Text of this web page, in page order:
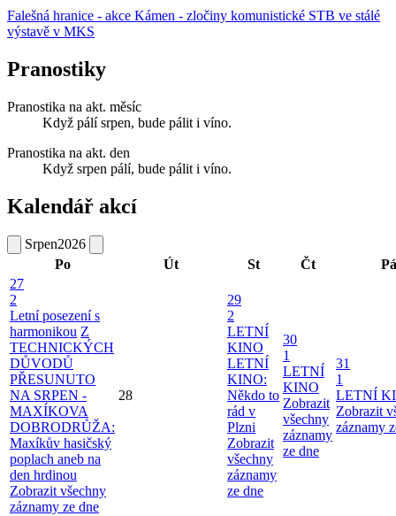
Falešná hranice - akce Kámen - zločiny komunistické STB ve stálé
výstavě v MKS
Pranostiky
Pranostika na akt. měsíc
Když pálí srpen, bude pálit i víno.
Pranostika na akt. den
Když srpen pálí, bude pálit i víno.
Kalendář akcí
Srpen2026
Po
Út St Čt
Pá
27
2
Letní posezení s
harmonikou Z
TECHNICKÝCH
DŮVODŮ
PŘESUNUTO
NA SRPEN -
MAXÍKOVA
DOBRODRŮŽA:
Maxíkův hasičský
poplach aneb na
den hrdinou
Zobrazit všechny
záznamy ze dne
28
29
2
LETNÍ
KINO
LETNÍ
KINO:
Někdo to
rád v
Plzni
Zobrazit
všechny
záznamy
ze dne
30
1
LETNÍ
KINO
Zobrazit
všechny
záznamy
ze dne
31
1
LETNÍ
Zobrazit
záznamy